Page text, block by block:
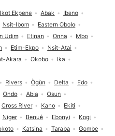
Rivers Ògùn Delta
Edo
Ondo Abia
Osun
Cross River Kano
Ekiti
Niger Benué Ebonyi
Kogi
Katsina Taraba
Gombe
Ikot Ekpene Abak
Ibeno
Nsit-Ibom
Eastern Obolo
Udim Etinan Onna
Mbo
Etim-Ekpo
Nsit-Atai
Akara Okobo
Ika